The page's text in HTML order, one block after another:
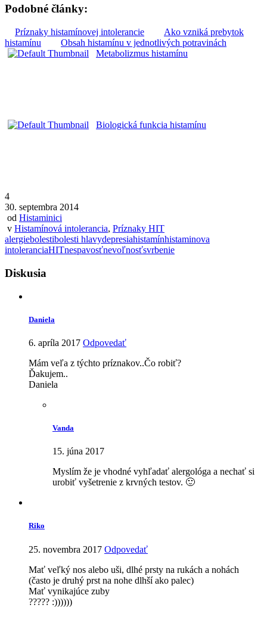
Podobné články:
Príznaky histamínovej intolerancie
Ako vzniká prebytok
histamínu
Obsah histamínu v jednotlivých potravinách
Metabolizmus histamínu
Biologická funkcia histamínu
4
30. septembra 2014
od Histaminici
v Histamínová intolerancia, Príznaky HIT
alergiebolestibolesti hlavydepresiahistamínhistaminova
intoleranciaHITnespavosťnevoľnosťsvrbenie
Diskusia
Daniela
6. apríla 2017 Odpovedať
Mám veľa z týchto príznakov..Čo robiť?
Ďakujem..
Daniela
Vanda
15. júna 2017
Myslím že je vhodné vyhľadať alergológa a nechať si
urobiť vyšetrenie z krvných testov. 🙂
Riko
25. novembra 2017 Odpovedať
Mať veľký nos alebo uši, dlhé prsty na rukách a nohách
(často je druhý prst na nohe dlhší ako palec)
Mať vynikajúce zuby
????? :))))))